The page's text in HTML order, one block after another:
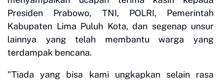
Presiden Prabowo, TNI, POLRI, Pemerintah
Kabupaten Lima Puluh Kota, dan segenap unsur
lainnya yang telah membantu warga yang
terdampak bencana.
"Tiada yang bisa kami ungkapkan selain rasa